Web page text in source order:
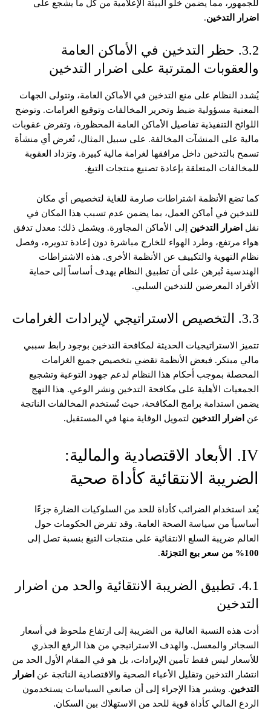
للجمهور، مما يضمن خلو البيئة الإعلامية من كل ما يشجع على
اضرار التدخين.
3.2. حظر التدخين في الأماكن العامة
والعقوبات المترتبة على اضرار التدخين
يُشدد النظام على منع التدخين في الأماكن العامة، وتتولى الجهات
المعنية مسؤولية ضبط وتحرير المخالفات وتوقيع الغرامات. وتوضح
اللوائح التنفيذية تفاصيل الأماكن العامة المحظورة، وتفرض عقوبات
مالية على المنشآت المخالفة. على سبيل المثال، تُعرض أي منشأة
تسمح بالتدخين داخل مرافقها لغرامة مالية كبيرة. وتزداد العقوبة
للمخالفات المتعلقة بإعادة تصنيع منتجات التبغ.
كما تضع الأنظمة اشتراطات صارمة للغاية لتخصيص أي مكان
للتدخين في أماكن العمل، بما يضمن عدم تسبب هذا المكان في
نقل اضرار التدخين إلى الأماكن المجاورة. ويشمل ذلك: معدل تدفق
هواء مرتفع، وطرد الهواء للخارج مباشرة دون إعادة تدويره، وفصل
نظام التهوية والتكييف عن الأنظمة الأخرى. هذه الاشتراطات
الهندسية تُبرهن على أن تطبيق النظام يهدف أساساً إلى حماية
الأفراد المعرضين للتدخين السلبي.
3.3. التخصيص الاستراتيجي لإيرادات الغرامات
تتميز الاستراتيجيات الحديثة لمكافحة التدخين بوجود رابط سببي
مالي مبتكر. فبعض الأنظمة تقضي بتخصيص جميع الغرامات
المحصلة بموجب أحكام هذا النظام لدعم جهود التوعية وتشجيع
الجمعيات الأهلية على مكافحة التدخين ونشر الوعي. هذا النهج
يضمن استدامة برامج المكافحة، حيث تُستخدم المخالفات الناتجة
عن اضرار التدخين لتمويل الوقاية منها في المستقبل.
IV. الأبعاد الاقتصادية والمالية:
الضريبة الانتقائية كأداة صحية
يُعد استخدام الضرائب كأداة للحد من السلوكيات الضارة جزءًا
أساسياً من سياسة الصحة العامة. وقد تفرض الحكومات حول
العالم ضريبة السلع الانتقائية على منتجات التبغ بنسبة تصل إلى
100% من سعر بيع التجزئة
.
4.1. تطبيق الضريبة الانتقائية والحد من اضرار
التدخين
أدت هذه النسبة العالية من الضريبة إلى ارتفاع ملحوظ في أسعار
السجائر والمعسل. والهدف الاستراتيجي من هذا الرفع الجذري
للأسعار ليس فقط تأمين الإيرادات، بل هو في المقام الأول الحد من
انتشار التدخين وتقليل الأعباء الصحية والاقتصادية الناتجة عن اضرار
التدخين. ويشير هذا الإجراء إلى أن صانعي السياسات يستخدمون
الردع المالي كأداة قوية للحد من الاستهلاك بين السكان.